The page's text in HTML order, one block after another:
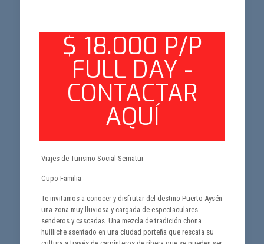
$ 18.000 P/P
FULL DAY -
CONTACTAR
AQUÍ
Viajes de Turismo Social Sernatur
Cupo Familia
Te invitamos a conocer y disfrutar del destino Puerto Aysén
una zona muy lluviosa y cargada de espectaculares
senderos y cascadas. Una mezcla de tradición chona
huilliche asentado en una ciudad porteña que rescata su